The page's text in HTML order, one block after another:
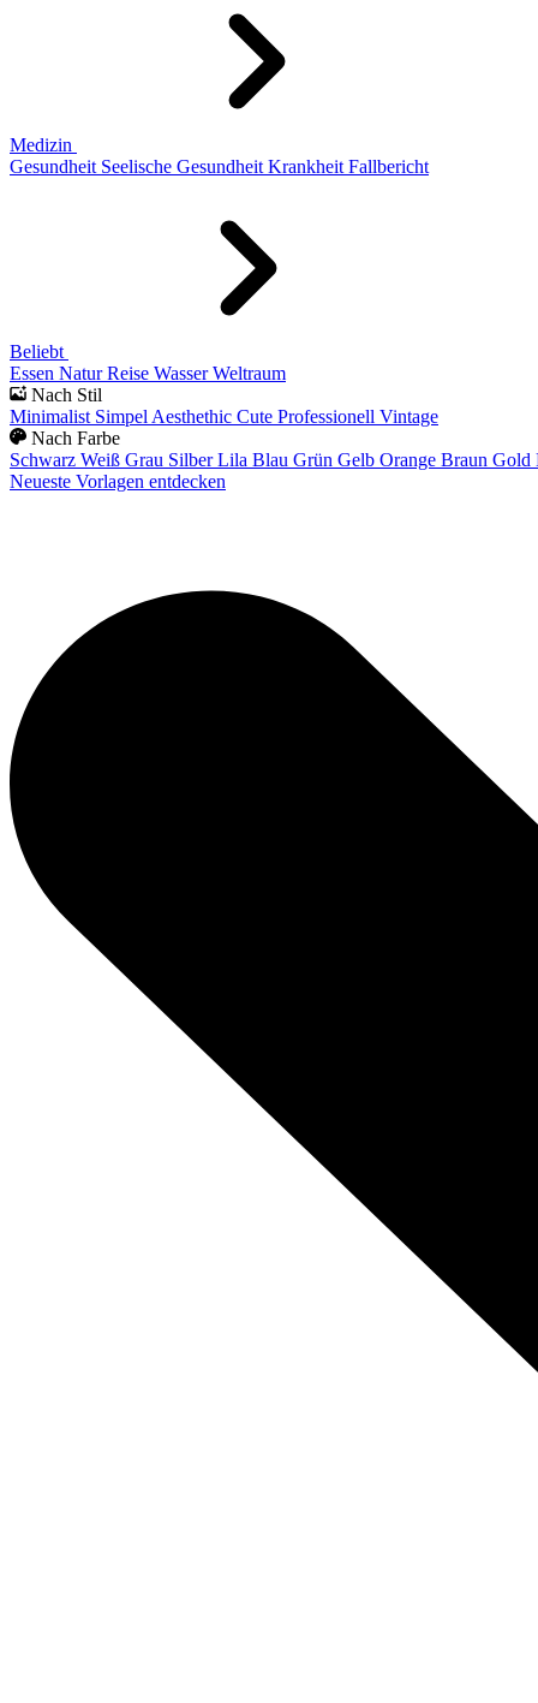
Medizin
Gesundheit Seelische Gesundheit Krankheit Fallbericht
Beliebt
Essen Natur Reise Wasser Weltraum
Nach Stil
Minimalist Simpel Aesthethic Cute Professionell Vintage
Nach Farbe
Schwarz Weiß Grau Silber Lila Blau Grün Gelb Orange Braun Gold
Neueste Vorlagen entdecken